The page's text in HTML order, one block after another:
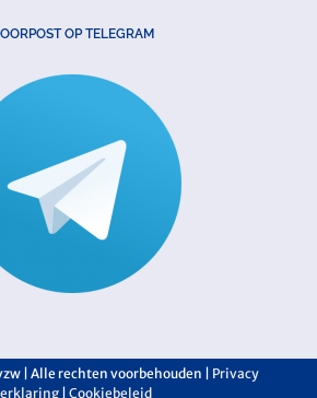
OP TELEGRAM
| Alle rechten voorbehouden | Privacy
Cookiebeleid